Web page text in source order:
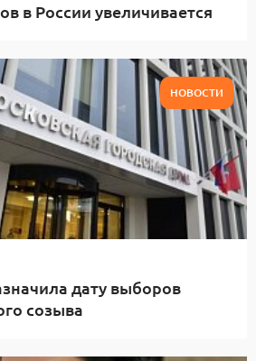
в России увеличивается
НОВОСТИ
дату выборов
созыва